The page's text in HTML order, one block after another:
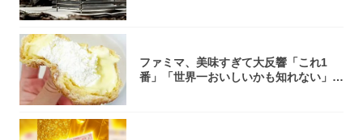
ファミマ、美味すぎて大反響「これ1
番」「世界一おいしいかも知れない」